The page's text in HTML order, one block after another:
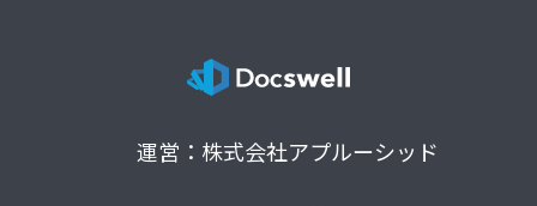
運営：株式会社アプルーシッド